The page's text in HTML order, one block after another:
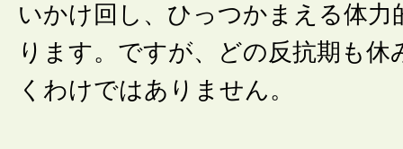
いかけ回し、ひっつかまえる体力
ります。ですが、どの反抗期も休
くわけではありません。